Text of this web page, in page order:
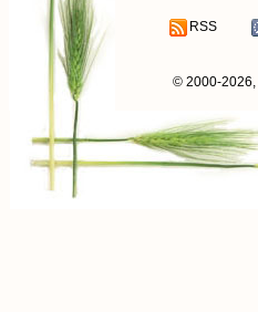
RSS
© 2000-2026,